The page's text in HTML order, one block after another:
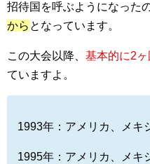
招待国を呼ぶようになったの
から となっています。
この大会以降、 基本的に2
ていますよ。
1993年：アメリカ、メキ
1995年：アメリカ、メキ